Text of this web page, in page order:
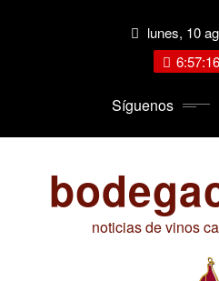
lunes, 10
Síguenos
noticias de vinos